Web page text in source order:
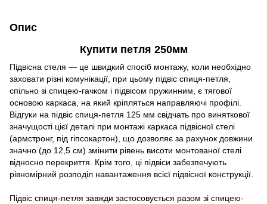
Опис
Купити петля 250мм
Підвісна стеля — це швидкий спосіб монтажу, коли необхідно
заховати різні комунікації, при цьому підвіс спиця-петля,
спільно зі спицею-гачком і підвісом пружинним, є тягової
основою каркаса, на який кріпляться направляючі профілі.
Відгуки на підвіс спиця-петля 125 мм свідчать про виняткової
значущості цієї деталі при монтажі каркаса підвісної стелі
(армстронг, під гіпсокартон), що дозволяє за рахунок довжини
значно (до 12,5 см) змінити рівень висоти монтованої стелі
відносно перекриття. Крім того, ці підвіси забезпечують
рівномірний розподіл навантаження всієї підвісної конструкції.
Підвіс спиця-петля завжди застосовується разом зі спицею-